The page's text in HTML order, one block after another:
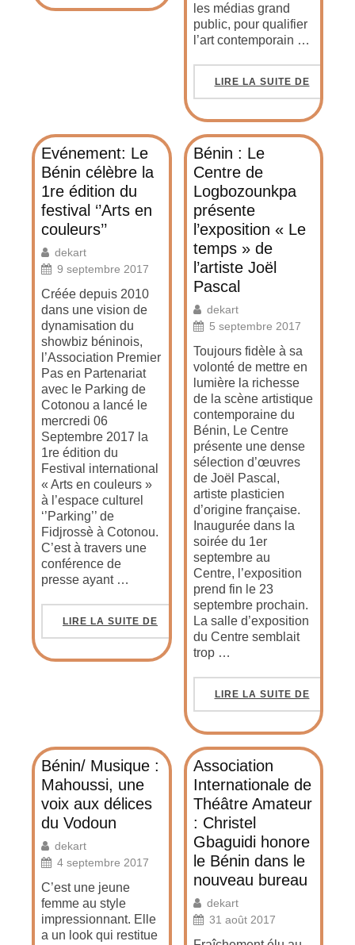
les médias grand
public, pour qualifier
l’art contemporain …
LIRE LA SUITE DE
Evénement: Le
Bénin célèbre la
1re édition du
festival ‘’Arts en
couleurs’’
dekart
9 septembre 2017
Créée depuis 2010
dans une vision de
dynamisation du
showbiz béninois,
l’Association Premier
Pas en Partenariat
avec le Parking de
Cotonou a lancé le
mercredi 06
Septembre 2017 la
1re édition du
Festival international
« Arts en couleurs »
à l’espace culturel
‘’Parking’’ de
Fidjrossè à Cotonou.
C’est à travers une
conférence de
presse ayant …
LIRE LA SUITE DE
Bénin : Le
Centre de
Logbozounkpa
présente
l’exposition « Le
temps » de
l’artiste Joël
Pascal
dekart
5 septembre 2017
Toujours fidèle à sa
volonté de mettre en
lumière la richesse
de la scène artistique
contemporaine du
Bénin, Le Centre
présente une dense
sélection d’œuvres
de Joël Pascal,
artiste plasticien
d’origine française.
Inaugurée dans la
soirée du 1er
septembre au
Centre, l’exposition
prend fin le 23
septembre prochain.
La salle d’exposition
du Centre semblait
trop …
LIRE LA SUITE DE
Bénin/ Musique :
Mahoussi, une
voix aux délices
du Vodoun
dekart
4 septembre 2017
C’est une jeune
femme au style
impressionnant. Elle
a un look qui restitue
Association
Internationale de
Théâtre Amateur
: Christel
Gbaguidi honore
le Bénin dans le
nouveau bureau
dekart
31 août 2017